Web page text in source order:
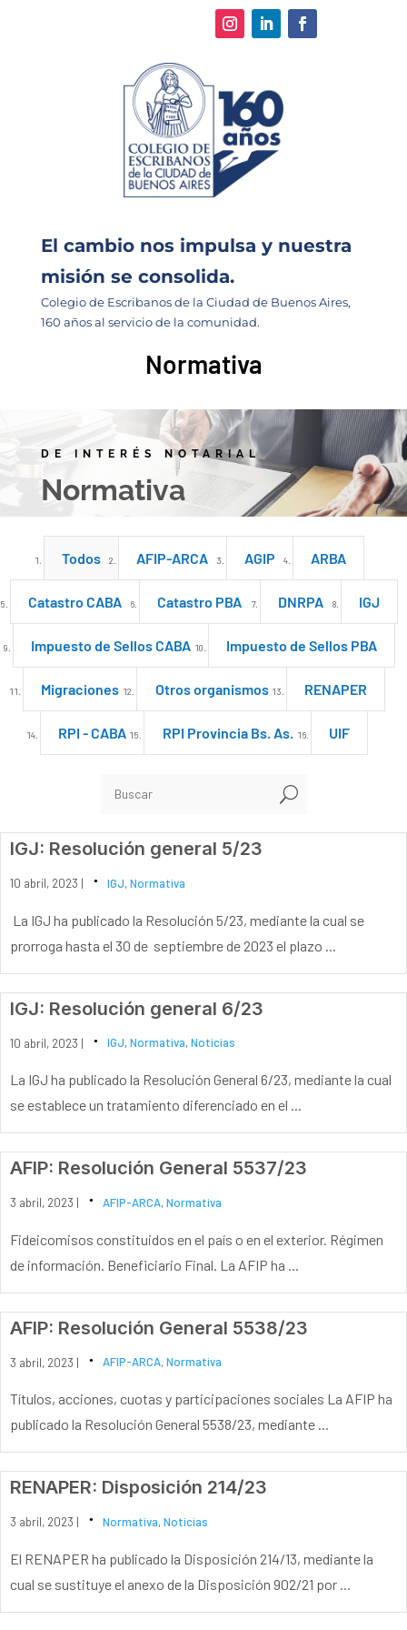
El cambio nos impulsa y nuestra
misión se consolida.
Colegio de Escribanos de la Ciudad de Buenos Aires,
160 años al servicio de la comunidad.
Normativa
DE INTERÉS NOTARIAL
Normativa
Todos AFIP-ARCA AGIP ARBA
Catastro CABA Catastro PBA DNRPA IGJ
Impuesto de Sellos CABA Impuesto de Sellos PBA
Migraciones Otros organismos RENAPER
RPI - CABA RPI Provincia Bs. As. UIF
U
IGJ: Resolución general 5/23
10 abril, 2023 | IGJ,Normativa
La IGJ ha publicado la Resolución 5/23, mediante la cual se
prorroga hasta el 30 de septiembre de 2023 el plazo ...
IGJ: Resolución general 6/23
10 abril, 2023 | IGJ,Normativa,Noticias
La IGJ ha publicado la Resolución General 6/23, mediante la cual
se establece un tratamiento diferenciado en el ...
AFIP: Resolución General 5537/23
3 abril, 2023 | AFIP-ARCA,Normativa
Fideicomisos constituidos en el país o en el exterior. Régimen
de información. Beneficiario Final. La AFIP ha ...
AFIP: Resolución General 5538/23
3 abril, 2023 | AFIP-ARCA,Normativa
Títulos, acciones, cuotas y participaciones sociales La AFIP ha
publicado la Resolución General 5538/23, mediante ...
RENAPER: Disposición 214/23
3 abril, 2023 | Normativa,Noticias
El RENAPER ha publicado la Disposición 214/13, mediante la
cual se sustituye el anexo de la Disposición 902/21 por ...